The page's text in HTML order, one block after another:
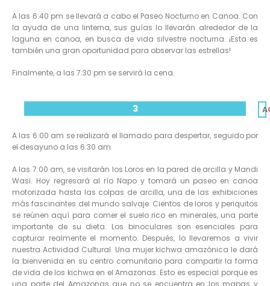
A las 6:40 pm se llevará a cabo el Paseo Nocturno en Canoa. Con
la ayuda de una linterna, sus guías lo llevarán alrededor de la
laguna en canoa, en busca de vida silvestre nocturna. ¡Esta es
también una gran oportunidad para observar las estrellas!
Finalmente, a las 7:30 pm se servirá la cena.
3
A las 6:00 am se realizará el llamado para despertar, seguido por
el desayuno a las 6:30 am.
A las 7:00 am, se visitarán los Loros en la pared de arcilla y Mandi
Wasi. Hoy regresará al río Napo y tomará un paseo en canoa
motorizada hasta las colpas de arcilla, una de las exhibiciones
más fascinantes del mundo salvaje. Cientos de loros y periquitos
se reúnen aquí para comer el suelo rico en minerales, una parte
importante de su dieta. Los binoculares son esenciales para
capturar realmente el momento. Después, lo llevaremos a vivir
nuestra Actividad Cultural. Una mujer kichwa amazónica le dará
la bienvenida en su centro comunitario para compartir la forma
de vida de los kichwa en el Amazonas. Esto es especial porque es